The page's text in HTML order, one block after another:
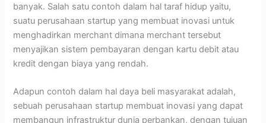
banyak. Salah satu contoh dalam hal taraf hidup yaitu,
suatu perusahaan startup yang membuat inovasi untuk
menghadirkan merchant dimana merchant tersebut
menyajikan sistem pembayaran dengan kartu debit atau
kredit dengan biaya yang rendah.
Adapun contoh dalam hal daya beli masyarakat adalah,
sebuah perusahaan startup membuat inovasi yang dapat
membangun infrastruktur dunia perbankan, dengan tujuan